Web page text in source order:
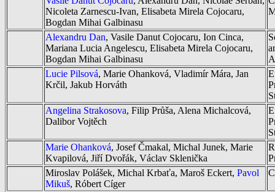
Nicoleta Zarnescu-Ivan, Elisabeta Mirela Cojocaru,
Bogdan Mihai Galbinasu
Alexandru Dan, Vasile Danut Cojocaru, Ion Cinca,
Mariana Lucia Angelescu, Elisabeta Mirela Cojocaru,
Bogdan Mihai Galbinasu
Lucie Pilsová, Marie Ohanková, Vladimír Mára, Jan
Krčil, Jakub Horváth
Angelina Strakosova, Filip Průša, Alena Michalcová,
Dalibor Vojtěch
Marie Ohanková, Josef Čmakal, Michal Junek, Marie
Kvapilová, Jiří Dvořák, Václav Sklenička
Miroslav Polášek, Michal Krbaťa, Maroš Eckert, Pavol
Mikuš, Róbert Cíger